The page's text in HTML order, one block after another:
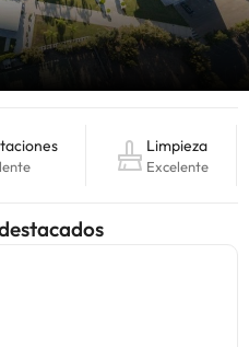
Limpieza
Excelente